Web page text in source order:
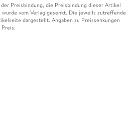
Preisbindung, die Preisbindung dieser Artikel
vom Verlag gesenkt. Die jeweils zutreffende
dargestellt. Angaben zu Preissenkungen